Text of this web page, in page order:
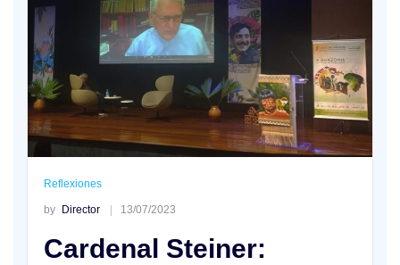
Reflexiones
by Director 13/07/2023
Cardenal Steiner: